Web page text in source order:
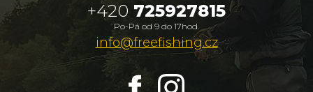
+420 725927815
Po-Pá od 9 do 17hod.
info@freefishing.cz